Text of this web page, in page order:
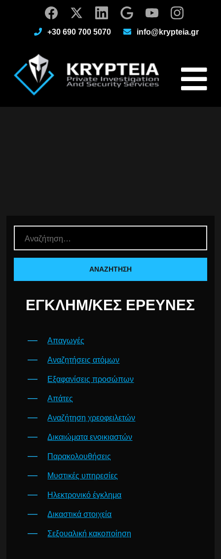
+30 690 700 5070 info@krypteia.gr
ΕΓΚΛΗΜ/ΚΈΣ ΈΡΕΥΝΕΣ
Απαγωγές
Αναζητήσεις ατόμων
Εξαφανίσεις προσώπων
Απάτες
Αναζήτηση χρεοφειλετών
Δικαιώματα ενοικιαστών
Παρακολουθήσεις
Μυστικές υπηρεσίες
Ηλεκτρονικό έγκλημα
Δικαστικά στοιχεία
Σεξουαλική κακοποίηση